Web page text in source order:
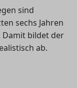
sind
sechs Jahren
bildet der
ab.